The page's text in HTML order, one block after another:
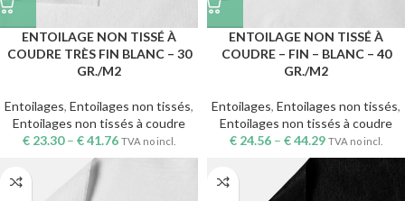
ENTOILAGE NON TISSÉ À
COUDRE TRÈS FIN BLANC – 30
GR./M2
Entoilages, Entoilages non tissés,
Entoilages non tissés à coudre
€ 23.30– €41.76 TVA no incl.
ENTOILAGE NON TISSÉ À
COUDRE – FIN – BLANC – 40
GR./M2
Entoilages, Entoilages non tissés,
Entoilages non tissés à coudre
€ 24.56 – €44.29 TVA no incl.